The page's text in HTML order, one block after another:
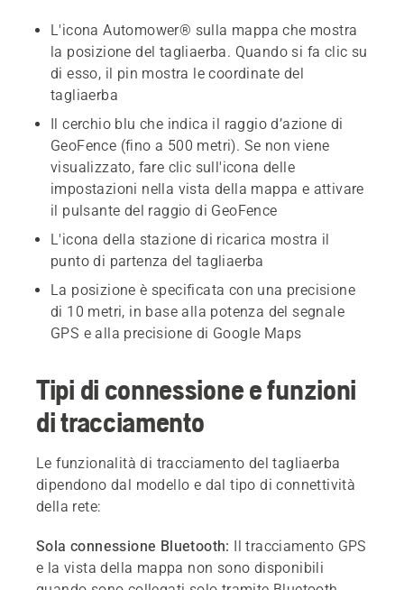
L'icona Automower® sulla mappa che mostra
la posizione del tagliaerba. Quando si fa clic su
di esso, il pin mostra le coordinate del
tagliaerba
Il cerchio blu che indica il raggio d’azione di
GeoFence (fino a 500 metri). Se non viene
visualizzato, fare clic sull'icona delle
impostazioni nella vista della mappa e attivare
il pulsante del raggio di GeoFence
L'icona della stazione di ricarica mostra il
punto di partenza del tagliaerba
La posizione è specificata con una precisione
di 10 metri, in base alla potenza del segnale
GPS e alla precisione di Google Maps
Tipi di connessione e funzioni
di tracciamento
Le funzionalità di tracciamento del tagliaerba
dipendono dal modello e dal tipo di connettività
della rete:
Sola connessione Bluetooth: Il tracciamento GPS
e la vista della mappa non sono disponibili